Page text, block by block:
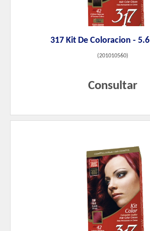
317 Kit De Coloracion -
(201010560)
Consultar